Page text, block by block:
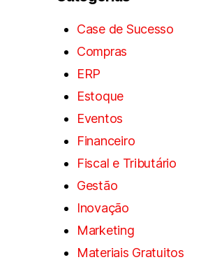
Case de Sucesso
Compras
ERP
Estoque
Eventos
Financeiro
Fiscal e Tributário
Gestão
Inovação
Marketing
Materiais Gratuitos